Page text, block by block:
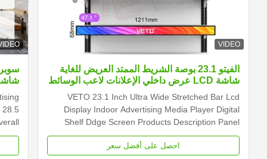
VIDEO
الفيتو 23.1 بوصة الشريط الممتد العريض للغاية
شاشة LCD عرض داخلي الإعلانات لاعب الوسائط
الرقمية الرف الحافة الشاشة
VETO 23.1 Inch Ultra Wide Stretched Bar Lcd
Display Indoor Advertising Media Player Digital
Shelf Ddge Screen Products Description Panel
type 23.1 inch LCD screen Installation Wall mount
Display dimension 585.6mm *48.19mm Display
احصل على أفضل سعر
28.5